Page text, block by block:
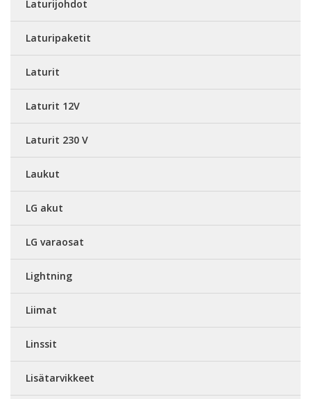
Laturijohdot
Laturipaketit
Laturit
Laturit 12V
Laturit 230 V
Laukut
LG akut
LG varaosat
Lightning
Liimat
Linssit
Lisätarvikkeet